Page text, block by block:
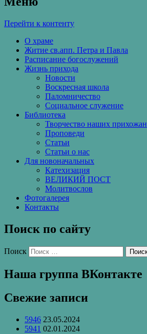
Перейти к контенту
О храме
Житие св.апп. Петра и Павла
Расписание богослужений
Жизнь прихода
Новости
Воскресная школа
Паломничество
Социальное служение
Библиотека
Творчество наших прихожан
Проповеди
Статьи
Статьи о нас
Для новоначальных
Катехизация
ВЕЛИКИЙ ПОСТ
Молитвослов
Фотогалерея
Контакты
Поиск по сайту
Поиск
Наша группа ВКонтакте
Свежие записи
5946 23.05.2024
5941 02.01.2024